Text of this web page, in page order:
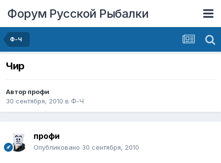
Форум Русской Рыбалки
Ф-Ч
Чир
Автор профи
30 сентября, 2010 в Ф-Ч
профи
Опубликовано 30 сентября, 2010